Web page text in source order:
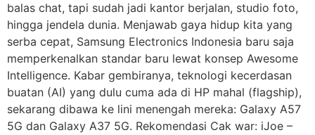
balas chat, tapi sudah jadi kantor berjalan, studio foto,
hingga jendela dunia. Menjawab gaya hidup kita yang
serba cepat, Samsung Electronics Indonesia baru saja
memperkenalkan standar baru lewat konsep Awesome
Intelligence. Kabar gembiranya, teknologi kecerdasan
buatan (AI) yang dulu cuma ada di HP mahal (flagship),
sekarang dibawa ke lini menengah mereka: Galaxy A57
5G dan Galaxy A37 5G. Rekomendasi Cak war: iJoe –